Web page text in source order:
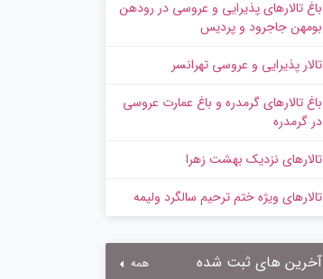
باغ تالارهای پذیرایی و عروسی در رودهن
بومهن جاجرود و پردیس
تالار پذیرایی و عروسی تهرانسر
باغ تالارهای گرمدره و باغ عمارت عروسی
در گرمدره
تالارهای نزدیک بهشت زهرا
تالارهای ویژه ختم ترحیم سالگرد ولیمه
آخرین های ثبت شده همه